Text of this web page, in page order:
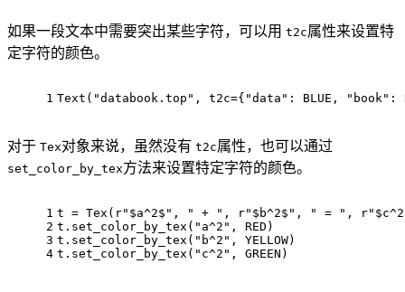
如果一段文本中需要突出某些字符，可以用 t2c属性来设置特
定字符的颜色。
1 Text("databook.top", t2c={"data": BLUE, "book":
对于 Tex对象来说，虽然没有 t2c属性，也可以通过
set_color_by_tex方法来设置特定字符的颜色。
1
2
3
4
t = Tex(r"$a^2$", " + ", r"$b^2$", " = ",
t.set_color_by_tex("a^2", RED)
t.set_color_by_tex("b^2", YELLOW)
t.set_color_by_tex("c^2", GREEN)